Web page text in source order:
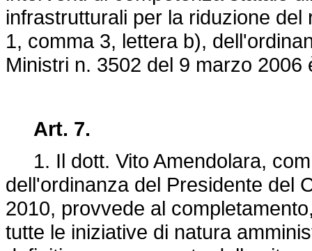
infrastrutturali per la riduzione
1, comma 3, lettera b),
Ministri n. 3502 del 9 marzo
Art. 7.
1. Il dott. Vito Amendolara,
dell'ordinanza del Presidente del
2010, provvede al
tutte le iniziative di natura